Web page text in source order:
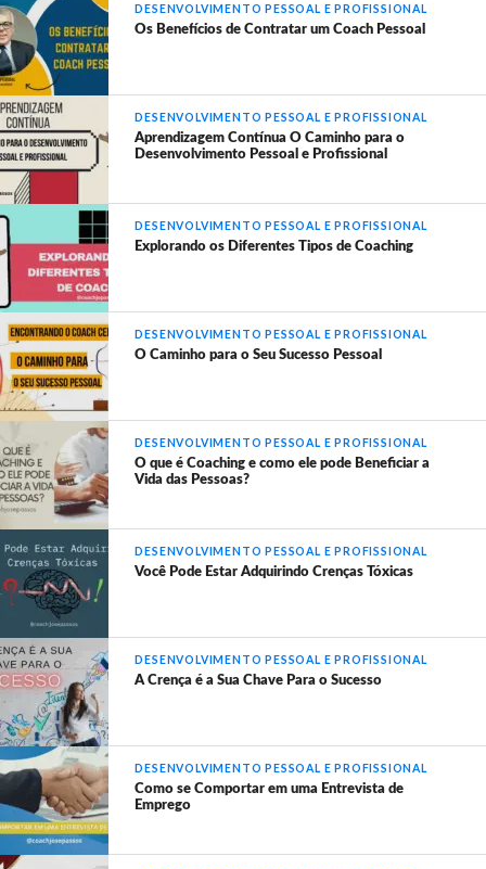
DESENVOLVIMENTO PESSOAL E PROFISSIONAL
Os Benefícios de Contratar um Coach Pessoal
DESENVOLVIMENTO PESSOAL E PROFISSIONAL
Aprendizagem Contínua O Caminho para o
Desenvolvimento Pessoal e Profissional
DESENVOLVIMENTO PESSOAL E PROFISSIONAL
Explorando os Diferentes Tipos de Coaching
DESENVOLVIMENTO PESSOAL E PROFISSIONAL
O Caminho para o Seu Sucesso Pessoal
DESENVOLVIMENTO PESSOAL E PROFISSIONAL
O que é Coaching e como ele pode Beneficiar a
Vida das Pessoas?
DESENVOLVIMENTO PESSOAL E PROFISSIONAL
Você Pode Estar Adquirindo Crenças Tóxicas
DESENVOLVIMENTO PESSOAL E PROFISSIONAL
A Crença é a Sua Chave Para o Sucesso
DESENVOLVIMENTO PESSOAL E PROFISSIONAL
Como se Comportar em uma Entrevista de
Emprego